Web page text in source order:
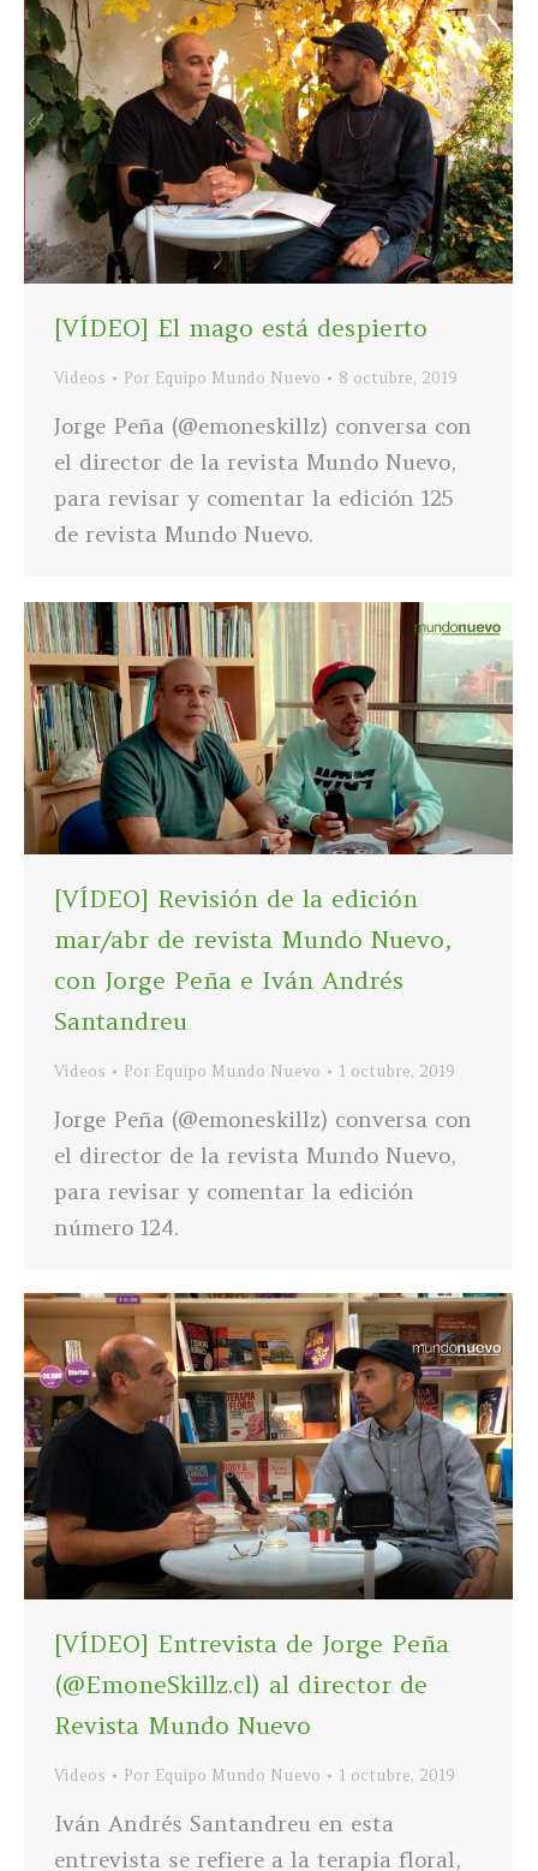
[VÍDEO] El mago está despierto
Videos Por Equipo Mundo Nuevo 8 octubre, 2019
Jorge Peña (@emoneskillz) conversa con
el director de la revista Mundo Nuevo,
para revisar y comentar la edición 125
de revista Mundo Nuevo.
[VÍDEO] Revisión de la edición
mar/abr de revista Mundo Nuevo,
con Jorge Peña e Iván Andrés
Santandreu
Videos Por Equipo Mundo Nuevo 1 octubre, 2019
Jorge Peña (@emoneskillz) conversa con
el director de la revista Mundo Nuevo,
para revisar y comentar la edición
número 124.
[VÍDEO] Entrevista de Jorge Peña
(@EmoneSkillz.cl) al director de
Revista Mundo Nuevo
Videos Por Equipo Mundo Nuevo 1 octubre, 2019
Iván Andrés Santandreu en esta
entrevista se refiere a la terapia floral,